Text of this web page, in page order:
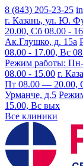
8 (843) 205-23-25
г. Казань, ул. Ю.
20.00, Сб 08.00 -
Ак.Глушко, д. 15а
08.00 - 17.00, Вс
Режим работы:
08.00 - 15.00 г.
Пт 08.00 — 20.00,
Урманче, д.5
15.00, Вс вых
Все клиники